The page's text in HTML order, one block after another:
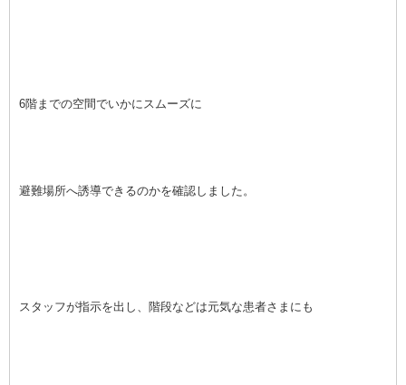
6階までの空間でいかにスムーズに
避難場所へ誘導できるのかを確認しました。
スタッフが指示を出し、階段などは元気な患者さまにも